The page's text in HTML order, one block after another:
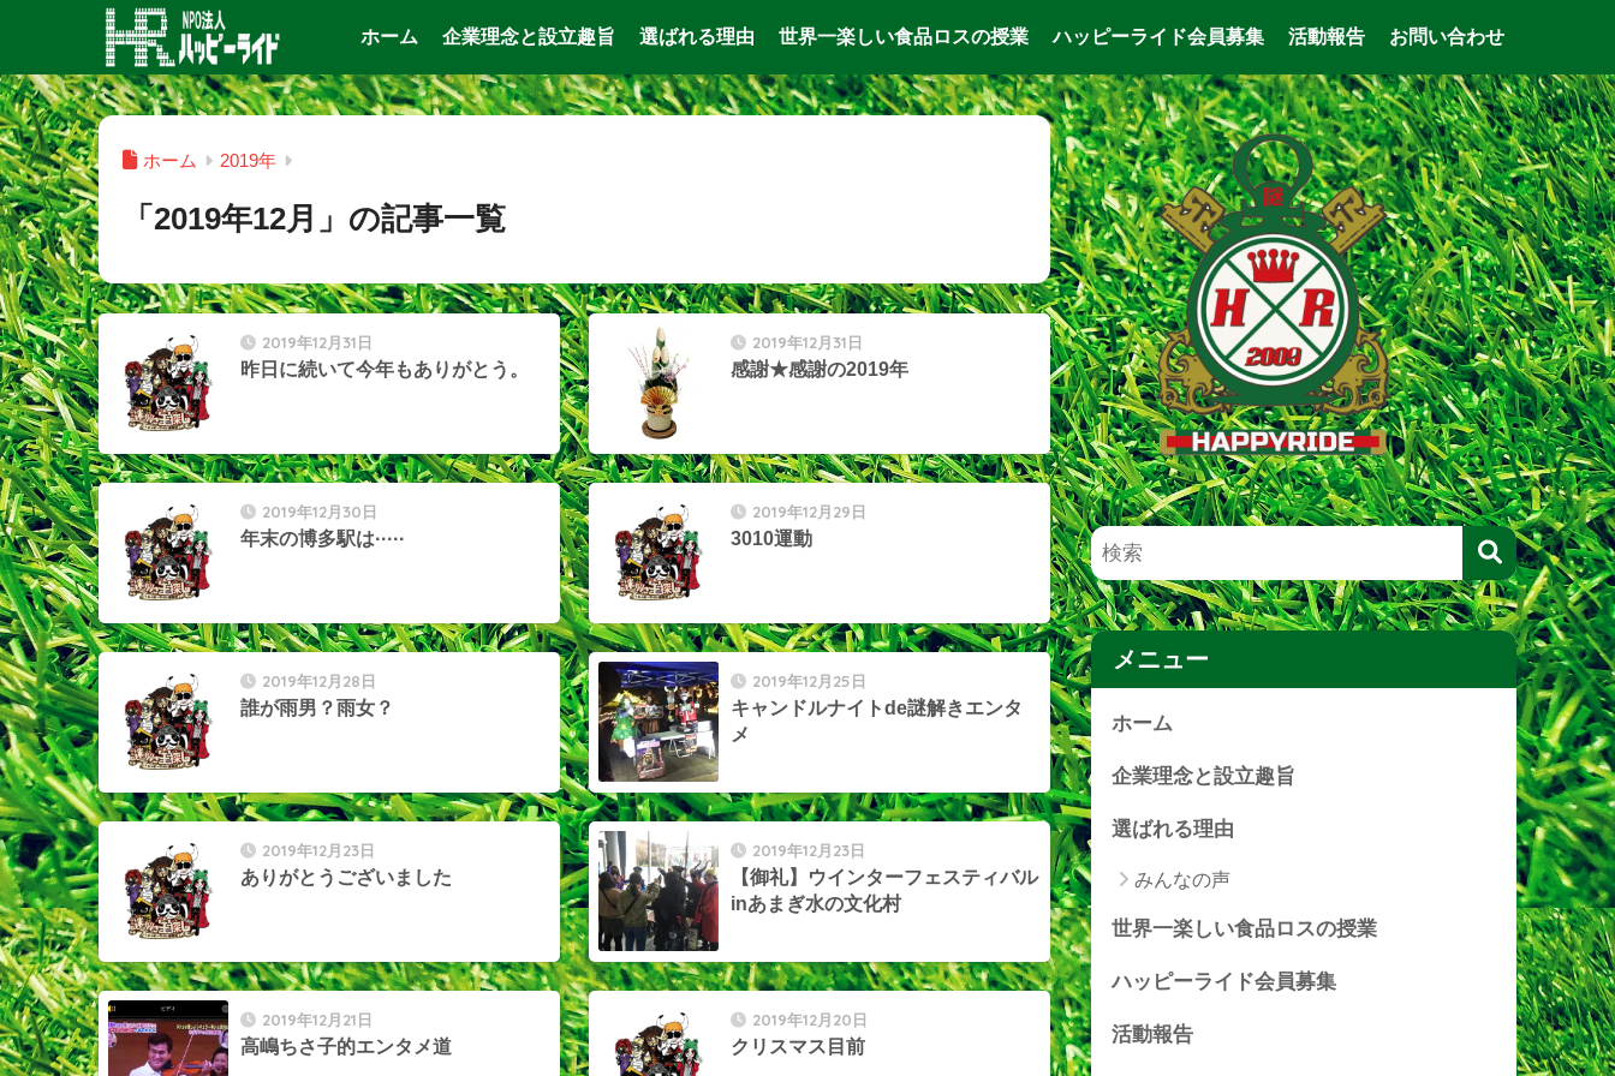
ホーム 企業理念と設立趣旨 選ばれる理由 世界一楽しい食品ロスの授業 ハッピーライド会員募集 活動報告 お問い合わせ
ホーム 2019年
「2019年12月」の記事一覧
2019年12月31日
昨日に続いて今年もありがとう。
2019年12月31日
感謝★感謝の2019年
2019年12月30日
年末の博多駅は·····
2019年12月29日
3010運動
2019年12月28日
誰が雨男？雨女？
2019年12月25日
キャンドルナイトde謎解きエンタ
メ
2019年12月23日
ありがとうございました
2019年12月23日
【御礼】ウインターフェスティバル
inあまぎ水の文化村
2019年12月21日
高嶋ちさ子的エンタメ道
2019年12月20日
クリスマス目前
メニュー
ホーム
企業理念と設立趣旨
選ばれる理由
みんなの声
世界一楽しい食品ロスの授業
ハッピーライド会員募集
活動報告